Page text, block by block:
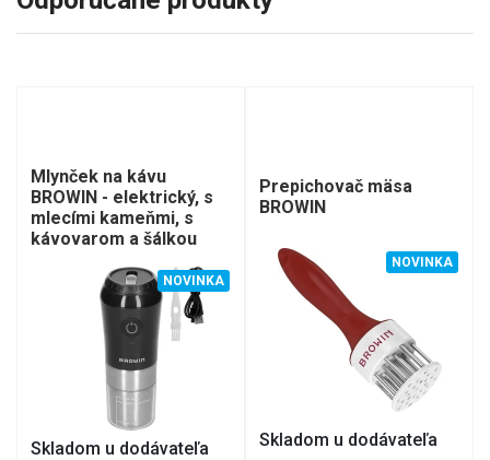
Mlynček na kávu
BROWIN - elektrický, s
mlecími kameňmi, s
kávovarom a šálkou
NOVINKA
Skladom u dodávateľa
Prepichovač mäsa
BROWIN
NOVINKA
Skladom u dodávateľa